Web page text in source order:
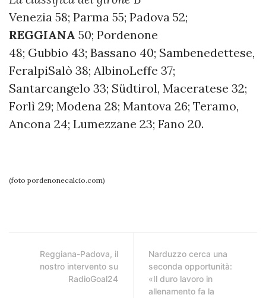
Venezia 58; Parma 55; Padova 52;
REGGIANA 50; Pordenone
48; Gubbio 43; Bassano 40; Sambenedettese,
FeralpiSalò 38; AlbinoLeffe 37;
Santarcangelo 33; Südtirol, Maceratese 32;
Forlì 29; Modena 28; Mantova 26; Teramo,
Ancona 24; Lumezzane 23; Fano 20.
(foto pordenonecalcio.com)
Reggiana-Padova, il
nostro intervento su
RadioGoal24
Narduzzo cerca una
seconda opportunità:
«Il duro lavoro in
allenamento fa la